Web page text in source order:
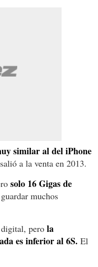
similar al del iPhone
a la venta en 2013.
solo 16 Gigas de
muchos
pero la
es inferior al 6S. El